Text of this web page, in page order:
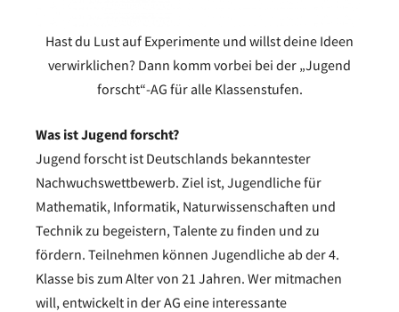
Hast du Lust auf Experimente und willst deine Ideen
verwirklichen? Dann komm vorbei bei der „Jugend
forscht“-AG für alle Klassenstufen.
Was ist Jugend forscht?
Jugend forscht ist Deutschlands bekanntester
Nachwuchswettbewerb. Ziel ist, Jugendliche für
Mathematik, Informatik, Naturwissenschaften und
Technik zu begeistern, Talente zu finden und zu
fördern. Teilnehmen können Jugendliche ab der 4.
Klasse bis zum Alter von 21 Jahren. Wer mitmachen
will, entwickelt in der AG eine interessante